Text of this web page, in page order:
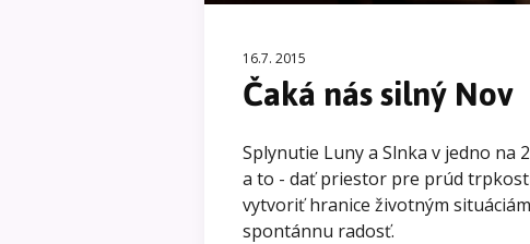
16.7. 2015
Čaká nás silný Nov
Splynutie Luny a Slnka v jedno na
a to - dať priestor pre prúd
vytvoriť hranice životným
spontánnu radosť.